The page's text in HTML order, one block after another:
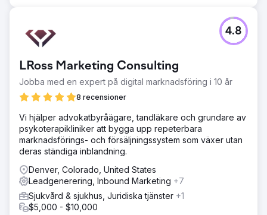
LRoss Marketing Consulting
Jobba med en expert på digital marknadsföring i 10 år
8 recensioner
4.8
Vi hjälper advokatbyråägare, tandläkare och grundare av
psykoterapikliniker att bygga upp repeterbara
marknadsförings- och försäljningssystem som växer utan
deras ständiga inblandning.
Denver, Colorado, United States
Leadgenerering, Inbound Marketing +7
Sjukvård & sjukhus, Juridiska tjänster +1
$5,000 - $10,000